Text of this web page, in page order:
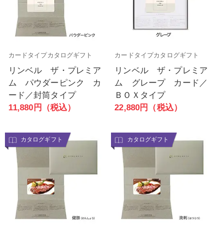
カードタイプカタログギフト
リンベル ザ・プレミア
ム パウダーピンク カ
ード／封筒タイプ
11,880円（税込）
カードタイプカタログギフト
リンベル ザ・プレミア
ム グレープ カード／
ＢＯＸタイプ
22,880円（税込）
カタログギフト カタログギフト